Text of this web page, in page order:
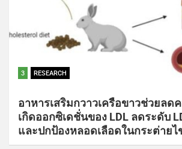
3 RESEARCH
อาหารเสริมกวาวเครือขาวช่วยลด
เกิดออกซิเดชั่นของ LDL ลดระดับ
และปกป้องหลอดเลือดในกระต่ายไ